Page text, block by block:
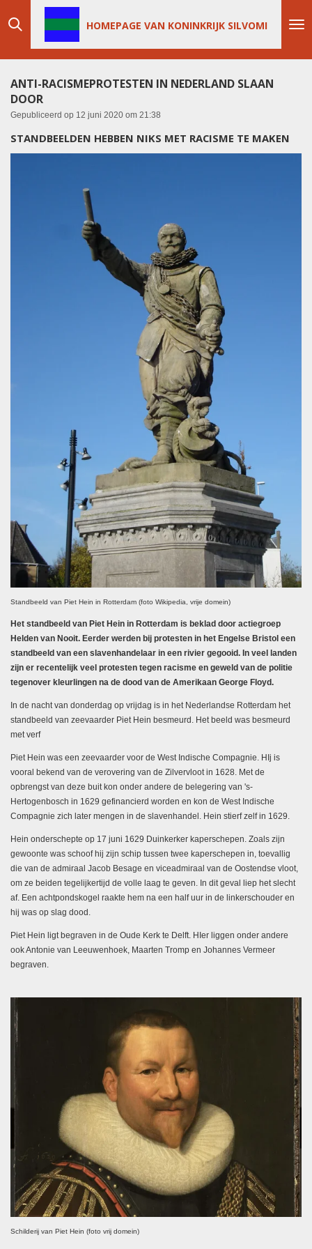
direct
de
HOMEPAGE VAN KONINKRIJK SILVOMI
ANTI-RACISMEPROTESTEN IN NEDERLAND SLAAN
DOOR
Gepubliceerd op 12 juni 2020 om 21:38
STANDBEELDEN HEBBEN NIKS MET RACISME TE MAKEN
Standbeeld van Piet Hein in Rotterdam (foto Wikipedia, vrije domein)
Het standbeeld van Piet Hein in Rotterdam is beklad door actiegroep
Helden van Nooit. Eerder werden bij protesten in het Engelse Bristol een
standbeeld van een slavenhandelaar in een rivier gegooid. In veel landen
zijn er recentelijk veel protesten tegen racisme en geweld van de politie
tegenover kleurlingen na de dood van de Amerikaan George Floyd.
In de nacht van donderdag op vrijdag is in het Nederlandse Rotterdam het
standbeeld van zeevaarder Piet Hein besmeurd. Het beeld was besmeurd
met verf
Piet Hein was een zeevaarder voor de West Indische Compagnie. HIj is
vooral bekend van de verovering van de Zilvervloot in 1628. Met de
opbrengst van deze buit kon onder andere de belegering van 's-
Hertogenbosch in 1629 gefinancierd worden en kon de West Indische
Compagnie zich later mengen in de slavenhandel. Hein stierf zelf in 1629.
Hein onderschepte op 17 juni 1629 Duinkerker kaperschepen. Zoals zijn
gewoonte was schoof hij zijn schip tussen twee kaperschepen in, toevallig
die van de admiraal Jacob Besage en viceadmiraal van de Oostendse vloot,
om ze beiden tegelijkertijd de volle laag te geven. In dit geval liep het slecht
af. Een achtpondskogel raakte hem na een half uur in de linkerschouder en
hij was op slag dood.
Piet Hein ligt begraven in de Oude Kerk te Delft. HIer liggen onder andere
ook Antonie van Leeuwenhoek, Maarten Tromp en Johannes Vermeer
begraven.
Schilderij van Piet Hein (foto vrij domein)